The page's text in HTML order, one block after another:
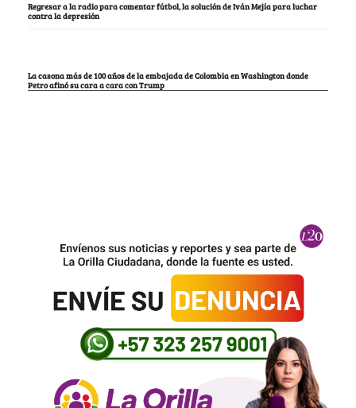
Regresar a la radio para comentar fútbol, la solución de Iván Mejía para luchar
contra la depresión
La casona más de 100 años de la embajada de Colombia en Washington donde
Petro afinó su cara a cara con Trump